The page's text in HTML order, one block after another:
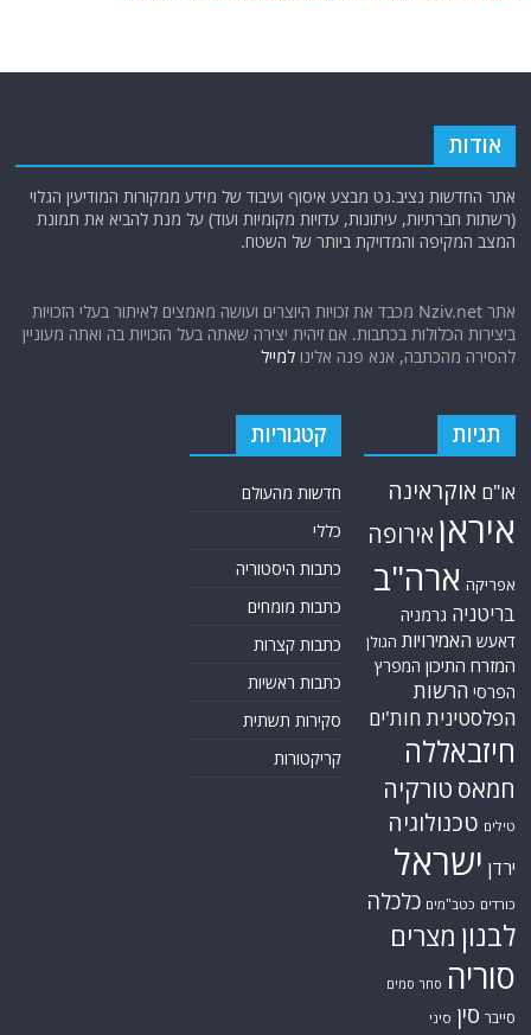
אודות
אתר החדשות נציב.נט מבצע איסוף ועיבוד של מידע ממקורות המודיעין הגלוי
(רשתות חברתיות, עיתונות, עדויות מקומיות ועוד) על מנת להביא את תמונת
המצב המקיפה והמדויקת ביותר של השטח.
אתר Nziv.net מכבד את זכויות היוצרים ועושה מאמצים לאיתור בעלי הזכויות
ביצירות הכלולות בכתבות. אם זיהית יצירה שאתה בעל הזכויות בה ואתה מעוניין
להסירה מהכתבה, אנא פנה אלינולמייל
תגיות
או"ם אוקראינה
איראן אירופה
אפריקה ארה"ב
בריטניה גרמניה
דאעש האמירויות הגולן
המזרח התיכון המפרץ
הפרסי הרשות
הפלסטינית חות'ים
חיזבאללה
חמאס טורקיה
טילים טכנולוגיה
ירדן ישראל
כורדים כטב"מים כלכלה
לבנון מצרים
סוריה סחר סמים
סייבר סין סיני
קטגוריות
חדשות מהעולם
כללי
כתבות היסטוריה
כתבות מומחים
כתבות קצרות
כתבות ראשיות
סקירות תשתית
קריקטורות